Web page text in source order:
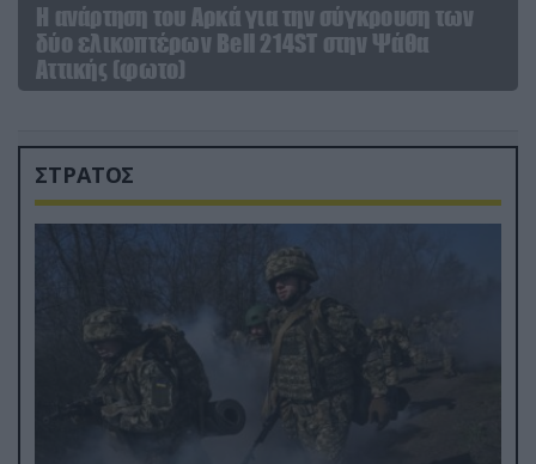
Η ανάρτηση του Αρκά για την σύγκρουση των
δύο ελικοπτέρων Bell 214ST στην Ψάθα
Αττικής (φωτο)
ΣΤΡΑΤΟΣ